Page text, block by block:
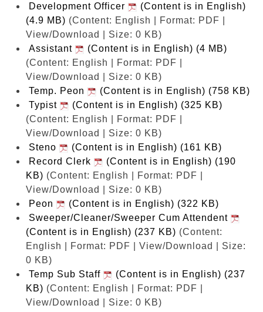
Development Officer
(Content is in English)
(4.9 MB) (Content: English | Format: PDF |
View/Download | Size: 0 KB)
Assistant
(Content is in English) (4 MB)
(Content: English | Format: PDF |
View/Download | Size: 0 KB)
Temp. Peon
(Content is in English) (758 KB)
Typist
(Content is in English) (325 KB)
(Content: English | Format: PDF |
View/Download | Size: 0 KB)
Steno
(Content is in English) (161 KB)
Record Clerk
(Content is in English) (190
KB) (Content: English | Format: PDF |
View/Download | Size: 0 KB)
Peon
(Content is in English) (322 KB)
Sweeper/Cleaner/Sweeper Cum Attendent
(Content is in English) (237 KB) (Content:
English | Format: PDF | View/Download | Size:
0 KB)
Temp Sub Staff
(Content is in English) (237
KB) (Content: English | Format: PDF |
View/Download | Size: 0 KB)